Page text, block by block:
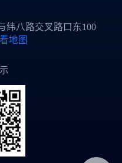
纬八路交叉路口东100
地图